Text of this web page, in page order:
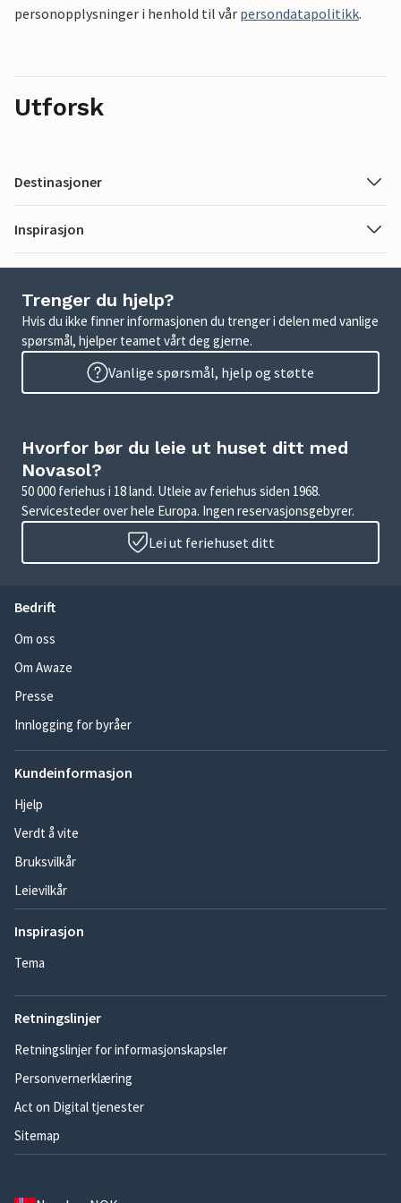
personopplysninger i henhold til vår persondatapolitikk.
Utforsk
Destinasjoner
Inspirasjon
Trenger du hjelp?
Hvis du ikke finner informasjonen du trenger i delen med vanlige
spørsmål, hjelper teamet vårt deg gjerne.
Vanlige spørsmål, hjelp og støtte
Hvorfor bør du leie ut huset ditt med
Novasol?
50 000 feriehus i 18 land. Utleie av feriehus siden 1968.
Servicesteder over hele Europa. Ingen reservasjonsgebyrer.
Lei ut feriehuset ditt
Bedrift
Om oss
Om Awaze
Presse
Innlogging for byråer
Kundeinformasjon
Hjelp
Verdt å vite
Bruksvilkår
Leievilkår
Inspirasjon
Tema
Retningslinjer
Retningslinjer for informasjonskapsler
Personvernerklæring
Act on Digital tjenester
Sitemap